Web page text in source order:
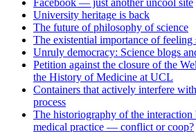
Facebook — just another uncool site
University heritage is back
The future of philosophy of science
The existential importance of feeling
Unruly democracy: Science blogs
Petition against the closure of the
the History of Medicine at UCL
Containers that actively interfere
process
The historiography of the interaction
medical practice — conflict or coop?